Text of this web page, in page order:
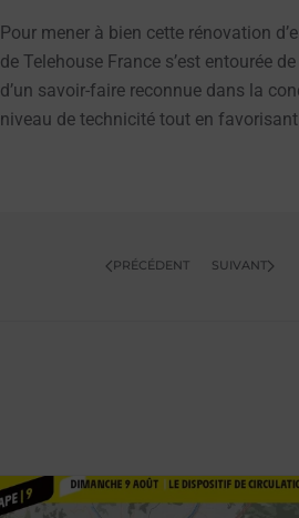
Pour mener à bien cette rénovation
de Telehouse France s’est entourée
d’un savoir-faire reconnue dans la
niveau de technicité tout en
PRÉCÉDENT SUIVANT